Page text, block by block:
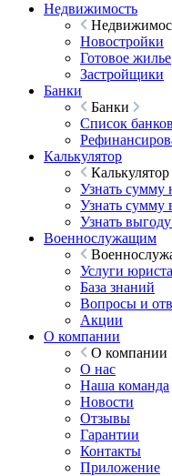
Недвижимость
Новостройки
Готовое жилье
Застройщики
Банки
Банки
Список банков
Калькулятор
Калькулятор
Узнать сумму
Узнать сумму
Узнать
Военнослужащим
Услуги юриста
База знаний
Вопросы и
Акции
О компании
О компании
О нас
Наша команда
Новости
Отзывы
Гарантии
Контакты
Приложение